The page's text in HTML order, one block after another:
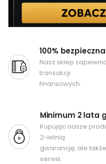
100%
Nasz sklep
transakcji
finansowych.
Minimum 2 lata
Kupując nasze
2-letnią
gwarancję, ale
serwis.